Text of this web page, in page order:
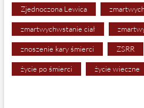
Zjednoczona Lewica
zmartwychwstanie ciał
znoszenie kary śmierci ZSRR
życie po śmierci życie wieczne